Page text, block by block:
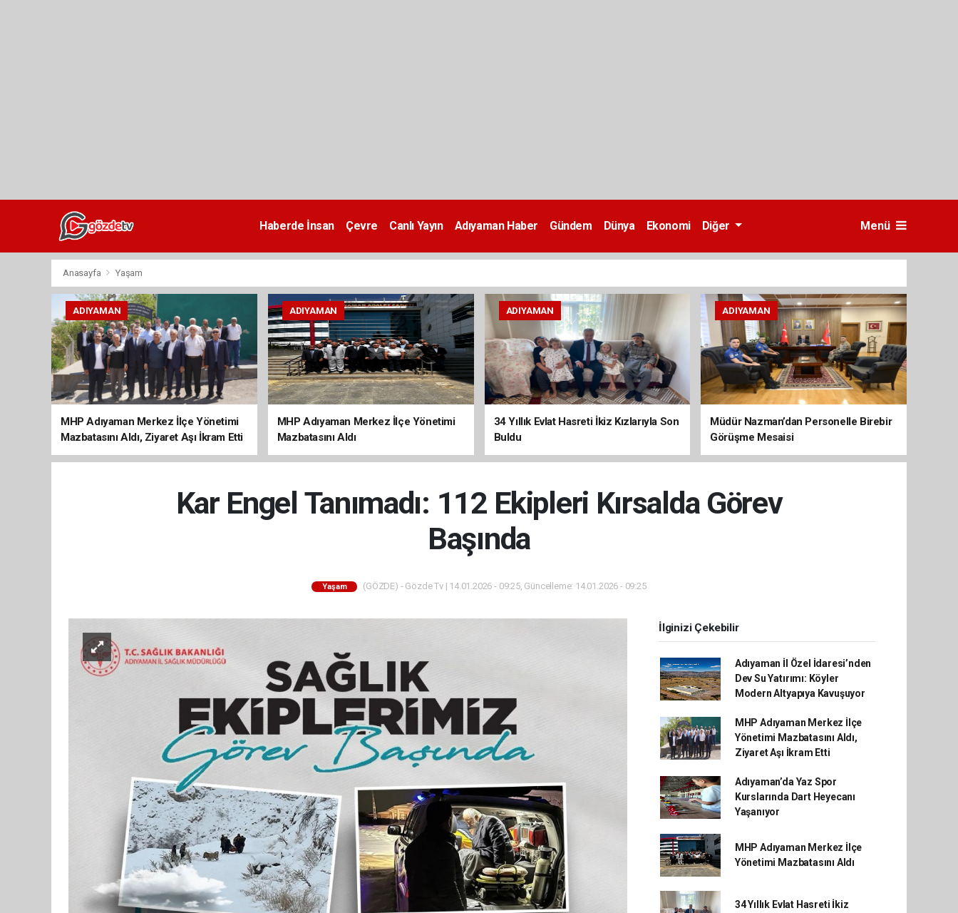
Haberde İnsan Çevre Canlı Yayın Adıyaman Haber Gündem Dünya Ekonomi Diğer Menü
Anasayfa Yaşam
ADIYAMAN
MHP Adıyaman Merkez İlçe Yönetimi
Mazbatasını Aldı, Ziyaret Aşı İkram Etti
ADIYAMAN
MHP Adıyaman Merkez İlçe Yönetimi
Mazbatasını Aldı
ADIYAMAN
34 Yıllık Evlat Hasreti İkiz Kızlarıyla Son
Buldu
ADIYAMAN
Müdür Nazman’dan Personelle Birebir
Görüşme Mesaisi
Kar Engel Tanımadı: 112 Ekipleri Kırsalda Görev
Başında
Yaşam (GÖZDE) - Gözde Tv | 14.01.2026 - 09:25, Güncelleme: 14.01.2026 - 09:25
İlginizi Çekebilir
Adıyaman İl Özel İdaresi’nden
Dev Su Yatırımı: Köyler
Modern Altyapıya Kavuşuyor
MHP Adıyaman Merkez İlçe
Yönetimi Mazbatasını Aldı,
Ziyaret Aşı İkram Etti
Adıyaman’da Yaz Spor
Kurslarında Dart Heyecanı
Yaşanıyor
MHP Adıyaman Merkez İlçe
Yönetimi Mazbatasını Aldı
34 Yıllık Evlat Hasreti İkiz